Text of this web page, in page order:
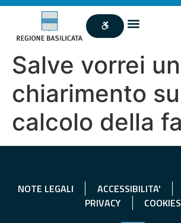
Salve vorrei un
chiarimento
calcolo della
NOTE LEGALI ACCESSIBILITA'
PRIVACY
COOKIES